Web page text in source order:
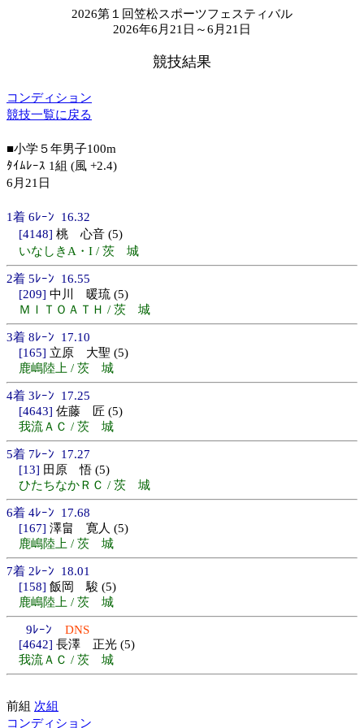
2026第１回笠松スポーツフェスティバル
2026年6月21日～6月21日
競技結果
コンディション
競技一覧に戻る
■小学５年男子100m
ﾀｲﾑﾚｰｽ 1組 (風 +2.4)
6月21日
1着 6ﾚｰﾝ 16.32
[4148] 桃 心音 (5)
いなしきA・I / 茨 城
2着 5ﾚｰﾝ 16.55
[209] 中川 暖琉 (5)
ＭＩＴＯＡＴＨ / 茨 城
3着 8ﾚｰﾝ 17.10
[165] 立原 大聖 (5)
鹿嶋陸上 / 茨 城
4着 3ﾚｰﾝ 17.25
[4643] 佐藤 匠 (5)
我流ＡＣ / 茨 城
5着 7ﾚｰﾝ 17.27
[13] 田原 悟 (5)
ひたちなかＲＣ / 茨 城
6着 4ﾚｰﾝ 17.68
[167] 澤畠 寛人 (5)
鹿嶋陸上 / 茨 城
7着 2ﾚｰﾝ 18.01
[158] 飯岡 駿 (5)
鹿嶋陸上 / 茨 城
9ﾚｰﾝ DNS
[4642] 長澤 正光 (5)
我流ＡＣ / 茨 城
前組 次組
コンディション